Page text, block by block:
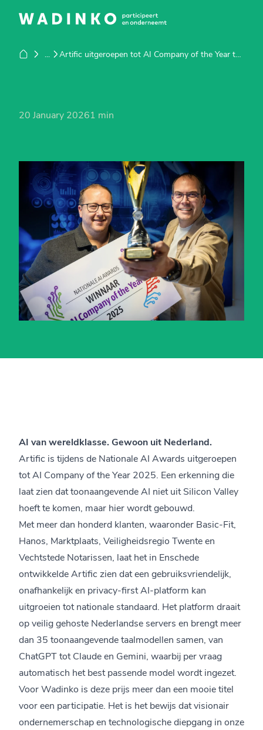
... Artific uitgeroepen tot AI Company of the Year tijdens de Nationale AI Awards
20 January 20261 min
AI van wereldklasse. Gewoon uit Nederland.
Artific is tijdens de Nationale AI Awards uitgeroepen
tot AI Company of the Year 2025. Een erkenning die
laat zien dat toonaangevende AI niet uit Silicon Valley
hoeft te komen, maar hier wordt gebouwd.
Met meer dan honderd klanten, waaronder Basic-Fit,
Hanos, Marktplaats, Veiligheidsregio Twente en
Vechtstede Notarissen, laat het in Enschede
ontwikkelde Artific zien dat een gebruiksvriendelijk,
onafhankelijk en privacy-first AI-platform kan
uitgroeien tot nationale standaard. Het platform draait
op veilig gehoste Nederlandse servers en brengt meer
dan 35 toonaangevende taalmodellen samen, van
ChatGPT tot Claude en Gemini, waarbij per vraag
automatisch het best passende model wordt ingezet.
Voor Wadinko is deze prijs meer dan een mooie titel
voor een participatie. Het is het bewijs dat visionair
ondernemerschap en technologische diepgang in onze